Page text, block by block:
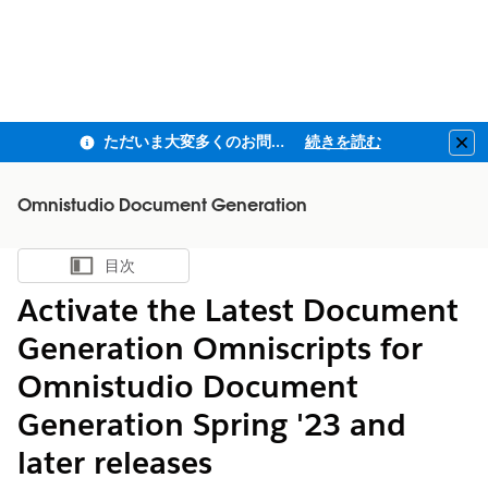
ただいま大変多くのお問い合わせをいただいており、ご連絡までにお時間を頂戴しております 続きを読む
Omnistudio Document Generation
目次を表示
目次
Activate the Latest Document
Generation Omniscripts for
Omnistudio Document
Generation Spring '23 and
later releases